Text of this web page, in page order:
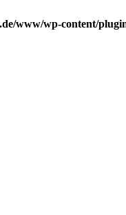
www/wp-content/